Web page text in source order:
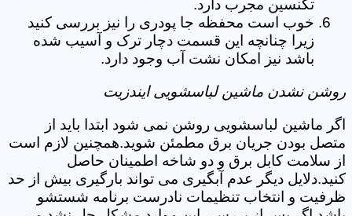
تکنسین مجرب دارد.
خوب است محفظه جا پودری را نیز بررسی کنید
زیرا چنانچه این قسمت دچار ترک و آسیب شده
باشد نیز امکان نشت آب وجود دارد.
روشن نشدن ماشین لباسشویی ایندزیت
اگر ماشین لباسشویی روشن نمی شود ابتدا باید از
متصل بودن جریان برق مطمئن شوید.همچنین لازم است
از سلامت کابل برق و دو شاخه اطمینان حاصل
کنید.دلایل دیگر عدم آبگیری می تواند بارگیری بیش از حد
ظرفیت و انتخاب تنظیمات نادرست برنامه شستشو